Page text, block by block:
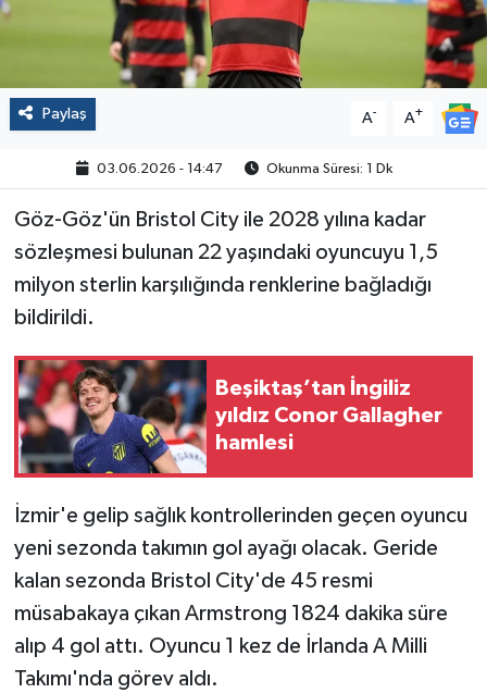
Paylaş A- A+
03.06.2026 - 14:47 Okunma Süresi: 1 Dk
Göz-Göz'ün Bristol City ile 2028 yılına kadar
sözleşmesi bulunan 22 yaşındaki oyuncuyu 1,5
milyon sterlin karşılığında renklerine bağladığı
bildirildi.
Beşiktaş’tan İngiliz
yıldız Conor Gallagher
hamlesi
İzmir'e gelip sağlık kontrollerinden geçen oyuncu
yeni sezonda takımın gol ayağı olacak. Geride
kalan sezonda Bristol City'de 45 resmi
müsabakaya çıkan Armstrong 1824 dakika süre
alıp 4 gol attı. Oyuncu 1 kez de İrlanda A Milli
Takımı'nda görev aldı.
Yaşam
Çalışma Hayatı
Kadın
Yurt
2024 Seçim Sonuçları